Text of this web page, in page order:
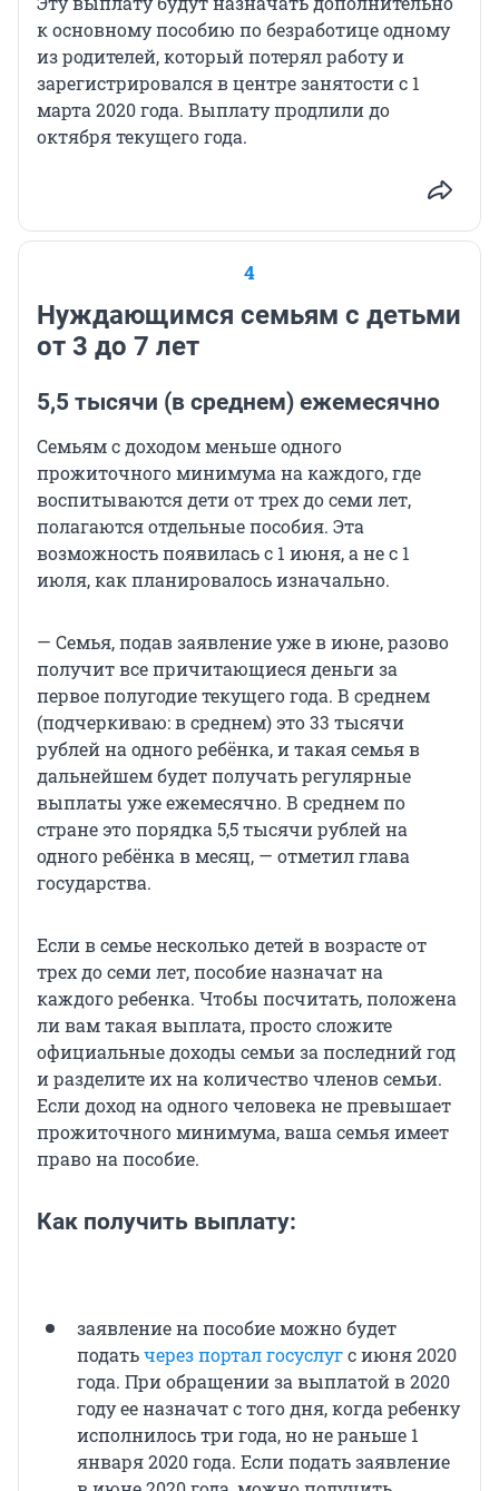
к основному пособию по безработице одному
из родителей, который потерял работу и
зарегистрировался в центре занятости с 1
марта 2020 года. Выплату продлили до
октября текущего года.
4
Нуждающимся семьям с детьми
от 3 до 7 лет
5,5 тысячи (в среднем) ежемесячно
Семьям с доходом меньше одного
прожиточного минимума на каждого, где
воспитываются дети от трех до семи лет,
полагаются отдельные пособия. Эта
возможность появилась с 1 июня, а не с 1
июля, как планировалось изначально.
— Семья, подав заявление уже в июне, разово
получит все причитающиеся деньги за
первое полугодие текущего года. В среднем
(подчеркиваю: в среднем) это 33 тысячи
рублей на одного ребёнка, и такая семья в
дальнейшем будет получать регулярные
выплаты уже ежемесячно. В среднем по
стране это порядка 5,5 тысячи рублей на
одного ребёнка в месяц, — отметил глава
государства.
Если в семье несколько детей в возрасте от
трех до семи лет, пособие назначат на
каждого ребенка. Чтобы посчитать, положена
ли вам такая выплата, просто сложите
официальные доходы семьи за последний год
и разделите их на количество членов семьи.
Если доход на одного человека не превышает
прожиточного минимума, ваша семья имеет
право на пособие.
Как получить выплату:
заявление на пособие можно будет
податьчерез портал госуслугс июня 2020
года. При обращении за выплатой в 2020
году ее назначат с того дня, когда ребенку
исполнилось три года, но не раньше 1
января 2020 года. Если подать заявление